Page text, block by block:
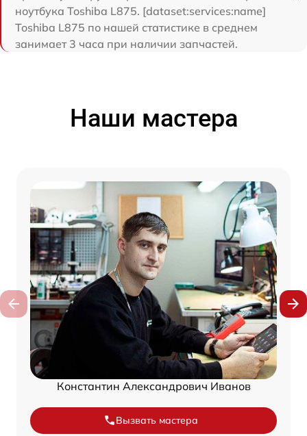
ноутбука Toshiba L875. [dataset:services:name]
Toshiba L875 по нашей статистике в среднем
занимает 3 часа при наличии запчастей.
Наши мастера
Константин Александрович Иванов
Вызвать мастера